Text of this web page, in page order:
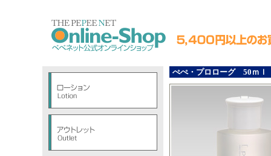
ぺぺ・プロローグ 50ｍｌ